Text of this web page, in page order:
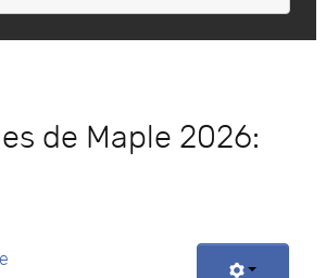
de Maple 2026: